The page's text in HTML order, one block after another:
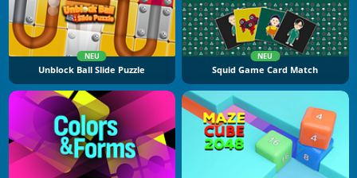
NEU
Unblock Ball Slide Puzzle
NEU
Squid Game Card Match